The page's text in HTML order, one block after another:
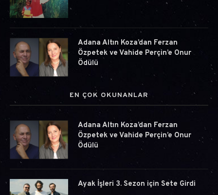
Adana Altın Koza’dan Ferzan
Özpetek ve Vahide Perçin’e Onur
Ödülü
EN ÇOK OKUNANLAR
Adana Altın Koza’dan Ferzan
Özpetek ve Vahide Perçin’e Onur
Ödülü
Ayak İşleri 3. Sezon için Sete Girdi